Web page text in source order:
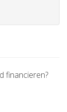
financieren?